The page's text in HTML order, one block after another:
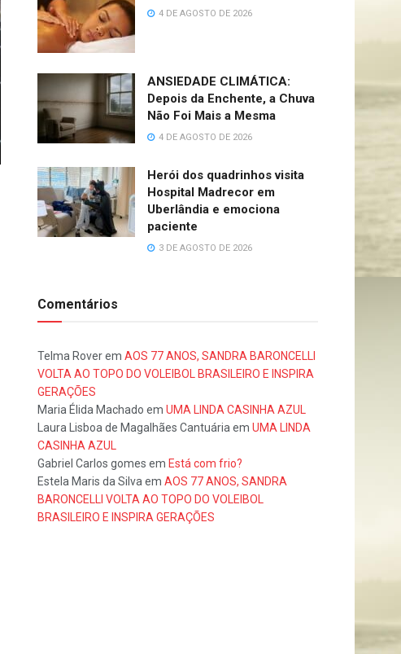
4 DE AGOSTO DE 2026
ANSIEDADE CLIMÁTICA:
Depois da Enchente, a Chuva
Não Foi Mais a Mesma
4 DE AGOSTO DE 2026
Herói dos quadrinhos visita
Hospital Madrecor em
Uberlândia e emociona
paciente
3 DE AGOSTO DE 2026
Comentários
Telma Roverem AOS 77 ANOS, SANDRA BARONCELLI
VOLTA AO TOPO DO VOLEIBOL BRASILEIRO E INSPIRA
GERAÇÕES
Maria Élida Machado em UMA LINDA CASINHA AZUL
Laura Lisboa de Magalhães Cantuáriaem UMA LINDA
CASINHA AZUL
Gabriel Carlos gomes em Está com frio?
Estela Maris da Silvaem AOS 77 ANOS, SANDRA
BARONCELLI VOLTA AO TOPO DO VOLEIBOL
BRASILEIRO E INSPIRA GERAÇÕES